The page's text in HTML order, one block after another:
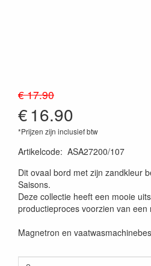
€ 17.90
€16.90
*Prijzen zijn inclusief btw
Artikelcode: ASA27200/107
Dit ovaal bord met zijn zandkleur
Saisons.
Deze collectie heeft een mooie
productieproces voorzien van een
Magnetron en